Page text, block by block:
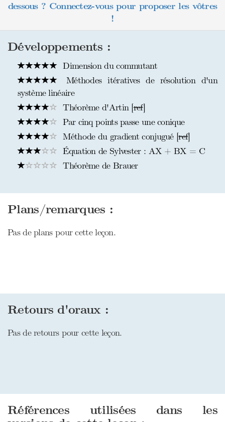
dessous ? Connectez-vous pour proposer les vôtres
!
Développements :
Dimension du commutant
Méthodes itératives de résolution d'un
système linéaire
Théorème d'Artin [ref]
Par cinq points passe une conique
Méthode du gradient conjugué [ref]
Équation de Sylvester : AX + BX = C
Théorème de Brauer
Plans/remarques :
Pas de plans pour cette leçon.
Retours d'oraux :
Pas de retours pour cette leçon.
Références utilisées dans les